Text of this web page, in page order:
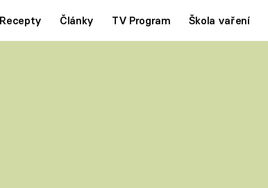
Recepty Články TV Program Škola vaření